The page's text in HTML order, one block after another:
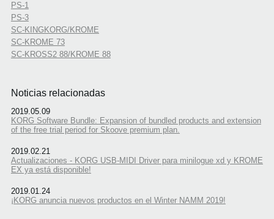
PS-1
PS-3
SC-KINGKORG/KROME
SC-KROME 73
SC-KROSS2 88/KROME 88
Noticias relacionadas
2019.05.09
KORG Software Bundle: Expansion of bundled products and extension
of the free trial period for Skoove premium plan.
2019.02.21
Actualizaciones - KORG USB-MIDI Driver para minilogue xd y KROME
EX ya está disponible!
2019.01.24
¡KORG anuncia nuevos productos en el Winter NAMM 2019!